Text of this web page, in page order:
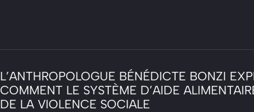
L’ANTHROPOLOGUE BÉNÉDICTE BONZI
COMMENT LE SYSTÈME D’AIDE
DE LA VIOLENCE SOCIALE